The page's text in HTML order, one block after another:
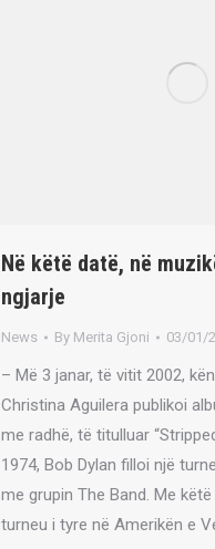
Në këtë datë, në
ngjarje
News By Merita Gjoni 03/01/
– Më 3 janar, të vitit 2002,
Christina Aguilera publikoi
me radhë, të titulluar
1974, Bob Dylan filloi një
me grupin The Band. Me
turneu i tyre në Amerikën e